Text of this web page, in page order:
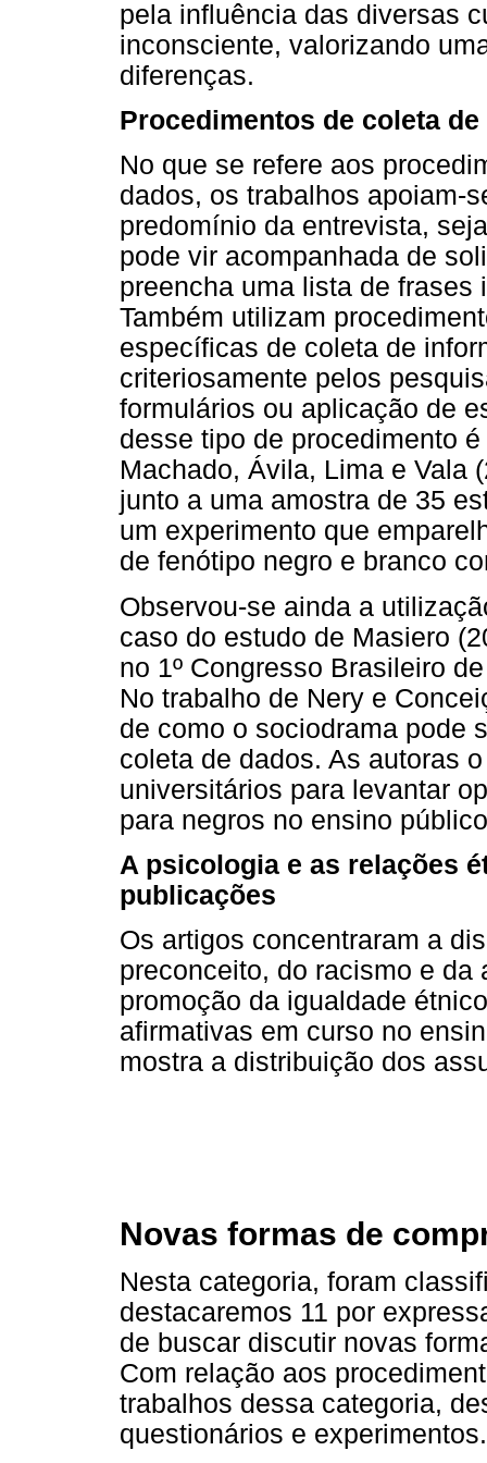
pela influência das diversas
inconsciente, valorizando
diferenças.
Procedimentos de coleta
No que se refere aos
dados, os trabalhos apoiam-
predomínio da entrevista,
pode vir acompanhada de
preencha uma lista de
Também utilizam
específicas de coleta de
criteriosamente pelos
formulários ou aplicação de
desse tipo de procedimento
Machado, Ávila, Lima e Vala
junto a uma amostra de 35
um experimento que
de fenótipo negro e branco
Observou-se ainda a
caso do estudo de Masiero
no 1º Congresso Brasileiro
No trabalho de Nery e
de como o sociodrama pode
coleta de dados. As autoras
universitários para levantar
para negros no ensino
A psicologia e as relações
publicações
Os artigos concentraram a
preconceito, do racismo e
promoção da igualdade
afirmativas em curso no
mostra a distribuição dos
Novas formas de
Nesta categoria, foram
destacaremos 11 por
de buscar discutir novas
Com relação aos
trabalhos dessa categoria,
questionários e experimentos.